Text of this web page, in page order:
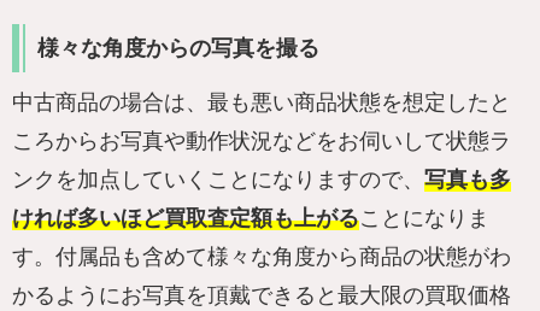
様々な角度からの写真を撮る
中古商品の場合は、最も悪い商品状態を想定したと
ころからお写真や動作状況などをお伺いして状態ラ
ンクを加点していくことになりますので、 写真も多
ければ多いほど買取査定額も上がることになりま
す。付属品も含めて様々な角度から商品の状態がわ
かるようにお写真を頂戴できると最大限の買取価格